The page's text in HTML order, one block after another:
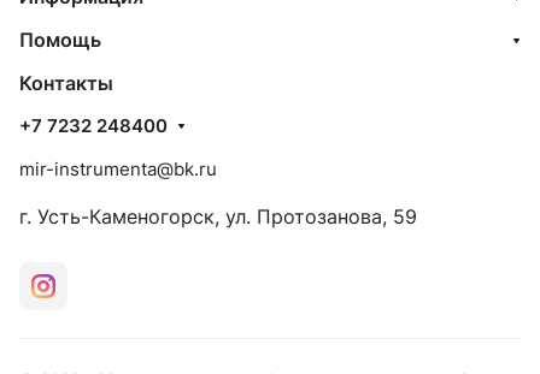
Помощь
Контакты
+7 7232 248400
mir-instrumenta@bk.ru
г. Усть-Каменогорск, ул. Протозанова, 59